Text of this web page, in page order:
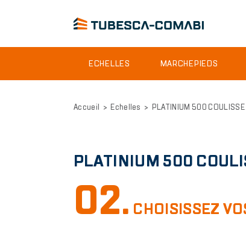
site
ECHELLES MARCHEPIEDS
Accueil Echelles PLATINIUM 500 COULISSE
PLATINIUM 500
02. CHOISISSEZ